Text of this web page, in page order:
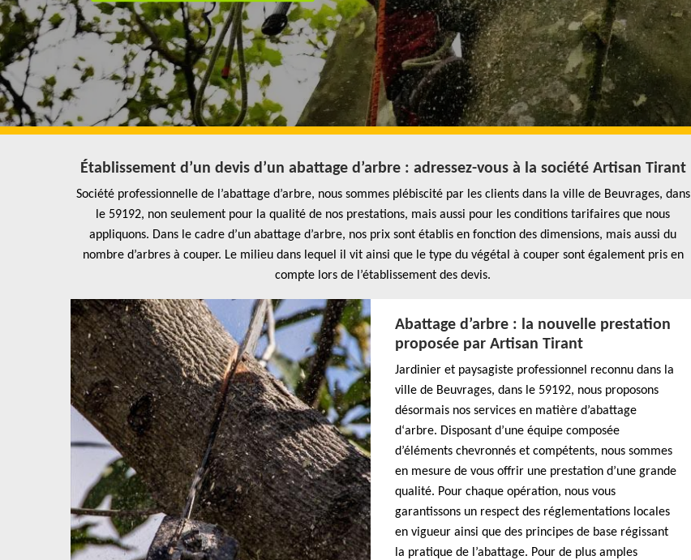
Établissement d’un devis d’un abattage d’arbre : adressez-vous à la société Artisan Tirant
Société professionnelle de l’abattage d’arbre, nous sommes plébiscité par les clients dans la ville de Beuvrages, dans
le 59192, non seulement pour la qualité de nos prestations, mais aussi pour les conditions tarifaires que nous
appliquons. Dans le cadre d’un abattage d’arbre, nos prix sont établis en fonction des dimensions, mais aussi du
nombre d’arbres à couper. Le milieu dans lequel il vit ainsi que le type du végétal à couper sont également pris en
compte lors de l’établissement des devis.
Abattage d’arbre : la nouvelle prestation
proposée par Artisan Tirant
Jardinier et paysagiste professionnel reconnu dans la
ville de Beuvrages, dans le 59192, nous proposons
désormais nos services en matière d’abattage
d‘arbre. Disposant d’une équipe composée
d’éléments chevronnés et compétents, nous sommes
en mesure de vous offrir une prestation d’une grande
qualité. Pour chaque opération, nous vous
garantissons un respect des réglementations locales
en vigueur ainsi que des principes de base régissant
la pratique de l’abattage. Pour de plus amples